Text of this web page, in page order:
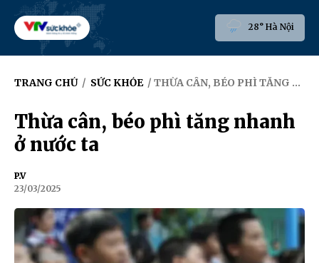
28° Hà Nội
TRANG CHỦ / SỨC KHỎE / THỪA CÂN, BÉO PHÌ TĂNG NHANH Ở NƯỚC TA
Thừa cân, béo phì tăng nhanh
ở nước ta
P.V
23/03/2025